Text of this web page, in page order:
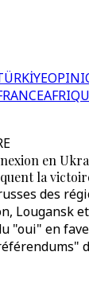
en
la
des
Lougansk
"oui" en